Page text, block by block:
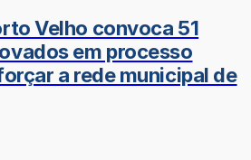
Velho convoca 51
em processo
a rede municipal de